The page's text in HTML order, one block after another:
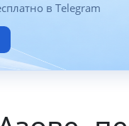
в Telegram